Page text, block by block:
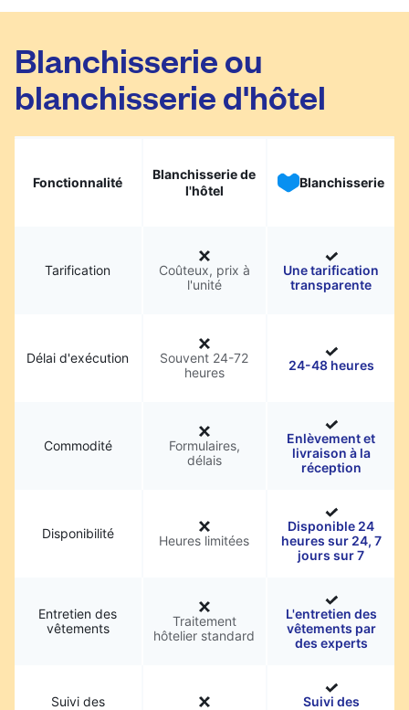
Blanchisserie ou
blanchisserie d'hôtel
Fonctionnalité
Blanchisserie de
l'hôtel
Blanchisserie
Tarification
Coûteux, prix à
l'unité
Une tarification
transparente
Délai d'exécution
Souvent 24-72
heures
24-48 heures
Commodité
Formulaires,
délais
Enlèvement et
livraison à la
réception
Disponibilité Heures limitées
Disponible 24
heures sur 24, 7
jours sur 7
Entretien des
vêtements
Traitement
hôtelier standard
L'entretien des
vêtements par
des experts
Suivi des
Suivi des